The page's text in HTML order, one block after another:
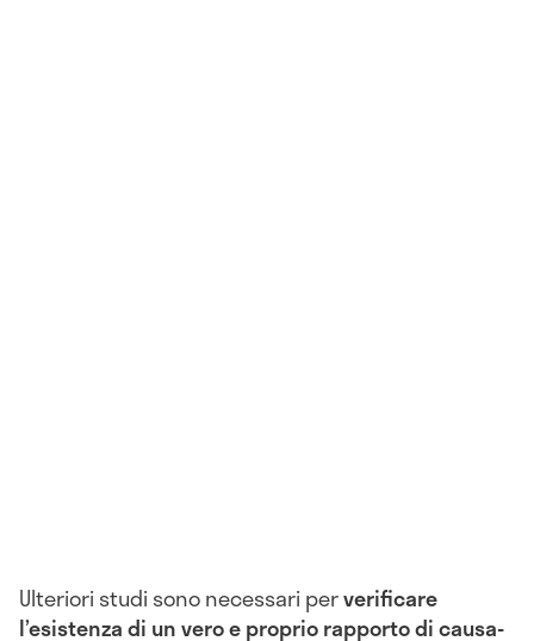
Ulteriori studi sono necessari perverificare
l’esistenza di un vero e proprio rapporto di causa-